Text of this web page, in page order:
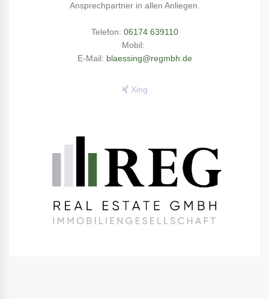
Ansprechpartner in allen Anliegen.
Telefon: 06174 639110
Mobil:
E-Mail: blaessing@regmbh.de
Xing